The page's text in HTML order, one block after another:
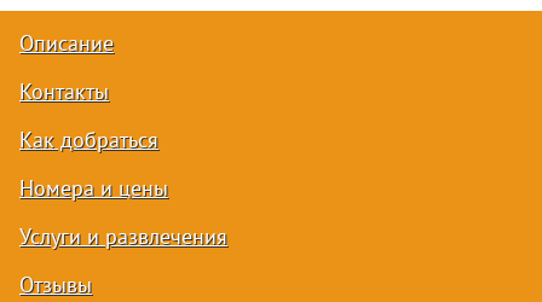
Описание
Контакты
Как добраться
Номера и цены
Услуги и развлечения
Отзывы